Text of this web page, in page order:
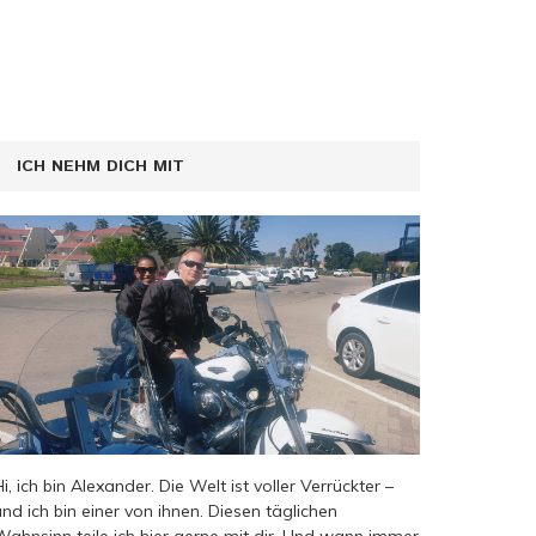
ICH NEHM DICH MIT
ich bin Alexander. Die Welt ist voller Verrückter –
ich bin einer von ihnen. Diesen täglichen